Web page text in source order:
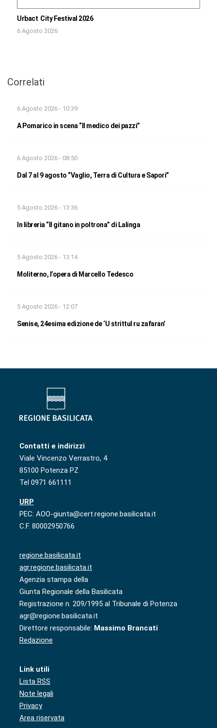
Urbact City Festival 2026
6 Agosto 2026
Correlati
6 Agosto 2026 - 10:39
A Pomarico in scena “Il medico dei pazzi”
6 Agosto 2026 - 08:50
Dal 7 al 9 agosto “Vaglio, Terra di Cultura e Sapori”
5 Agosto 2026 - 13:36
In libreria “Il gitano in poltrona” di Lalinga
5 Agosto 2026 - 13:14
Moliterno, l’opera di Marcello Tedesco
5 Agosto 2026 - 12:07
Senise, 24esima edizione de ‘U strittul ru zafaran’
Contatti e indirizzi
Viale Vincenzo Verrastro, 4
85100 Potenza PZ
Tel 0971 661111
URP
PEC: AOO-giunta@cert.regione.basilicata.it
C.F. 80002950766
regione.basilicata.it
agr.regione.basilicata.it
Agenzia stampa della
Giunta Regionale della Basilicata
Registrazione n. 209/1995 al Tribunale di Potenza
agr@regione.basilicata.it
Direttore responsabile: Massimo Brancati
Redazione
Link utili
Lista RSS
Note legali
Privacy
Area riservata